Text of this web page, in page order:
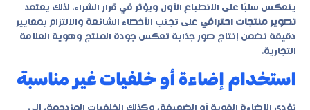
ينعكس سلبًا على الانطباع الأول ويؤثر في قرار الشراء. لذلك يعتمد
تصوير منتجات احترافي على تجنب الأخطاء الشائعة والالتزام بمعايير
دقيقة تضمن إنتاج صور جذابة تعكس جودة المنتج وهوية العلامة
التجارية.
استخدام إضاءة أو خلفيات غير مناسبة